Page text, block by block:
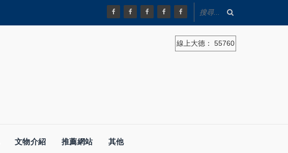
線上大德： 55760
文物介紹 推薦網站 其他